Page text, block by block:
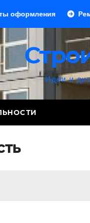
Ремонт после
Идеи и